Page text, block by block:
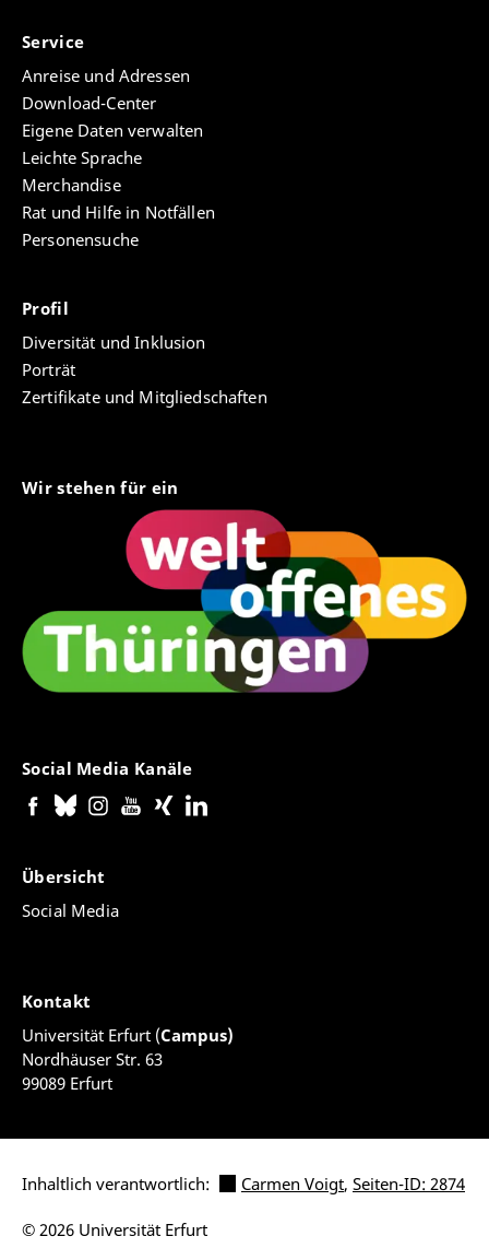
Service
Anreise und Adressen
Download-Center
Eigene Daten verwalten
Leichte Sprache
Merchandise
Rat und Hilfe in Notfällen
Personensuche
Profil
Diversität und Inklusion
Porträt
Zertifikate und Mitgliedschaften
Wir stehen für ein
Social Media Kanäle
Übersicht
Social Media
Kontakt
Universität Erfurt (Campus)
Nordhäuser Str. 63
99089 Erfurt
Inhaltlich verantwortlich: Carmen Voigt, Seiten-ID: 2874
© 2026 Universität Erfurt